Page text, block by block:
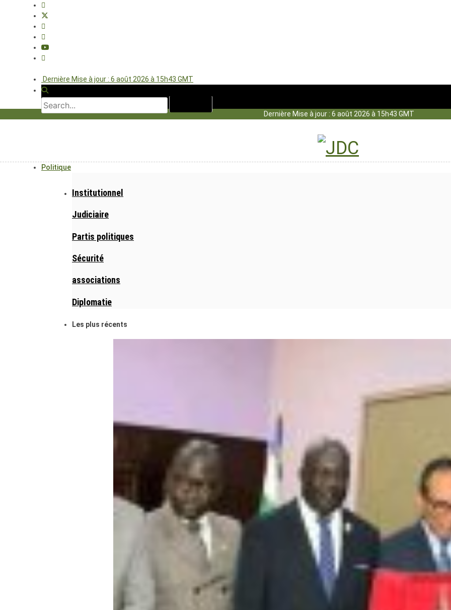
Dernière Mise à jour : 6 août 2026 à 15h43 GMT
Dernière Mise à jour : 6 août 2026 à 15h43 GMT
Politique
Institutionnel
Judiciaire
Partis politiques
Sécurité
associations
Diplomatie
Les plus récents